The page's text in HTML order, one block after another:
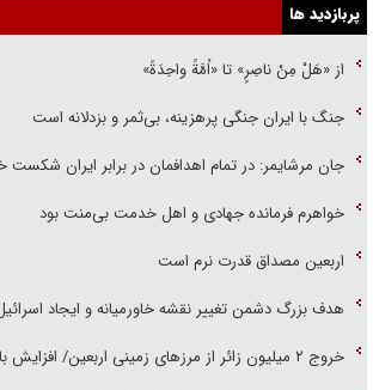
پربازدید ها
از «هَلْ مِنْ ناصِرٍ» تا «اُمَّةً واحِدَةً»
جنگ با ایران جنگی پرهزینه، بی‌ثمر و بزدلانه است
جان مرشایمر: در تمام اهدافمان در برابر ایران شکست
خواهرم فرمانده جهادی و اهل خدمت بی‌منت بود
اربعین مصداق قدرت نرم است
هدف بزرگ دشمن تغییر نقشه خاورمیانه و ایجاد
‌خروج ۲ میلیون زائر از مرز‌های زمینی اربعین/ افزایش بازگشت زائران